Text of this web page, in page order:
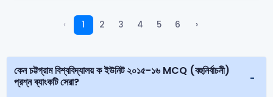
‹ 1 2 3 4 5 6 ›
কেন চট্টগ্রাম বিশ্ববিদ্যালয় ক ইউনিট ২০১৫-১৬ MCQ (বহুনির্বাচনী)
প্রশ্ন ব্যাংকটি সেরা?